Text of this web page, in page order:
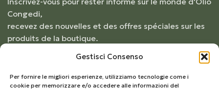
Gestisci Consenso
Per fornire le migliori esperienze, utilizziamo tecnologie come i
cookie per memorizzare e/o accedere alle informazioni del
Congedi,
recevez des nouvelles et des offres spéciales sur les
produits de la boutique.